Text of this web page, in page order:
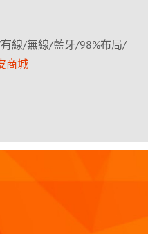
線/無線/藍牙/98%布局/
商城